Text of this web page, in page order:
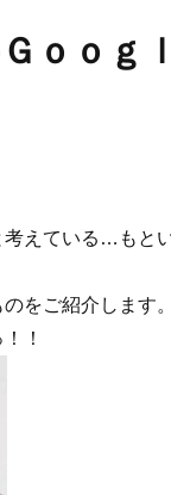
ｏｏｇ
考えている…もと
をご紹介します
！